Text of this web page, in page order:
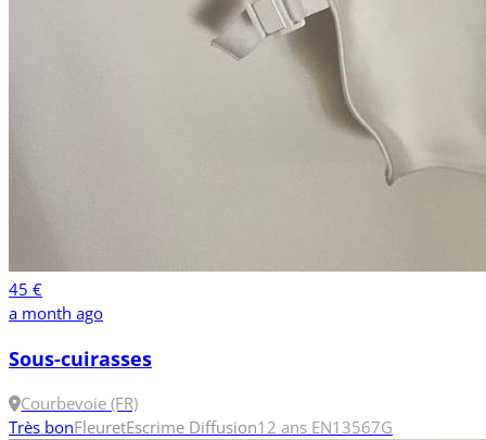
45 €
a month ago
Sous-cuirasses
Courbevoie (FR)
Très bonFleuretEscrime Diffusion12 ans EN13567G